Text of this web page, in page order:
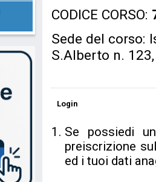
CODICE CORSO:
Sede del corso:
S.Alberto n.
Login
Se possiedi
preiscrizione
ed i tuoi dati